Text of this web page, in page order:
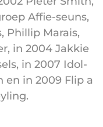
Affie-seuns,
Phillip Marais,
in 2004 Jakkie
in 2007 Idol-
en in 2009 Flip a